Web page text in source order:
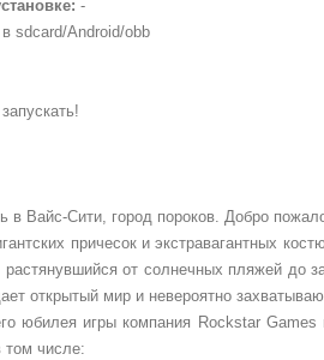
-
sdcard/Android/obb
в Вайс-Сити, город пороков. Добро
причесок и экстравагантных
растянувшийся от солнечных пляжей
открытый мир и невероятно
юбилея игры компания Rockstar
том числе: